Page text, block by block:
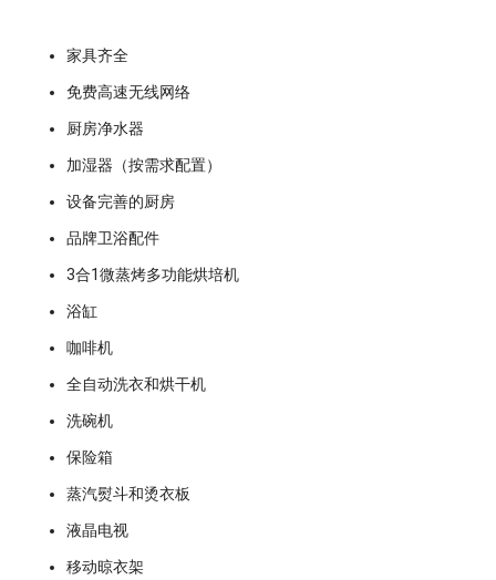
家具齐全
免费高速无线网络
厨房净水器
加湿器（按需求配置）
设备完善的厨房
品牌卫浴配件
3合1微蒸烤多功能烘培机
浴缸
咖啡机
全自动洗衣和烘干机
洗碗机
保险箱
蒸汽熨斗和烫衣板
液晶电视
移动晾衣架